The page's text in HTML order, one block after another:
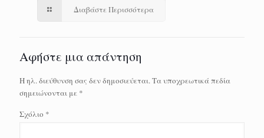
Διαβάστε Περισσότερα
Αφήστε μια απάντηση
Η ηλ. διεύθυνση σας δεν δημοσιεύεται. Τα υποχρεωτικά πεδία
σημειώνονται με *
Σχόλιο *